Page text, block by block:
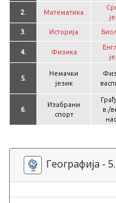
2. Математика
3. Историја
4. Физика
5.
Немачки
језик
6.
Изабрани
спорт
в./
Географија -